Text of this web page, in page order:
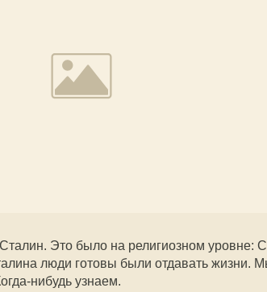
Это было на религиозном уровне:
люди готовы были отдавать жизни.
нибудь узнаем.